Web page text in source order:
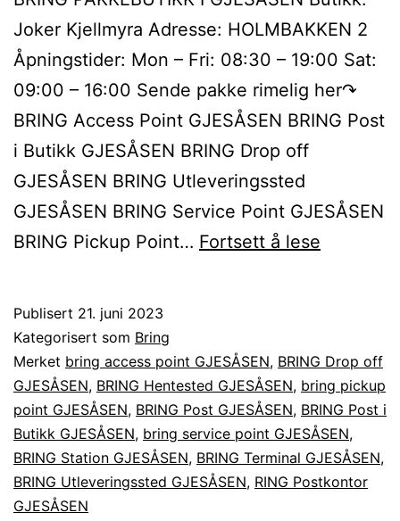
Joker Kjellmyra Adresse: HOLMBAKKEN 2
Åpningstider: Mon – Fri: 08:30 – 19:00 Sat:
09:00 – 16:00 Sende pakke rimelig her↷
BRING Access Point GJESÅSEN BRING Post
i Butikk GJESÅSEN BRING Drop off
GJESÅSEN BRING Utleveringssted
GJESÅSEN BRING Service Point GJESÅSEN
BRING Pickup Point… Fortsett å lese
eller
fra
Publisert 21. juni 2023
Kategorisert som Bring
Merket bring access point GJESÅSEN, BRING Drop off
GJESÅSEN, BRING Hentested GJESÅSEN, bring pickup
point GJESÅSEN, BRING Post GJESÅSEN, BRING Post i
Butikk GJESÅSEN, bring service point GJESÅSEN,
BRING Station GJESÅSEN, BRING Terminal GJESÅSEN,
BRING Utleveringssted GJESÅSEN, RING Postkontor
GJESÅSEN